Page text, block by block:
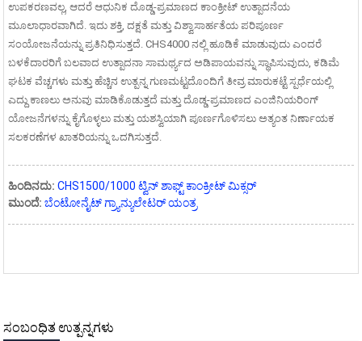
ಉಪಕರಣವಲ್ಲ, ಆದರೆ ಆಧುನಿಕ ದೊಡ್ಡ-ಪ್ರಮಾಣದ ಕಾಂಕ್ರೀಟ್ ಉತ್ಪಾದನೆಯ
ಮೂಲಾಧಾರವಾಗಿದೆ. ಇದು ಶಕ್ತಿ, ದಕ್ಷತೆ ಮತ್ತು ವಿಶ್ವಾಸಾರ್ಹತೆಯ ಪರಿಪೂರ್ಣ
ಸಂಯೋಜನೆಯನ್ನು ಪ್ರತಿನಿಧಿಸುತ್ತದೆ. CHS4000 ನಲ್ಲಿ ಹೂಡಿಕೆ ಮಾಡುವುದು ಎಂದರೆ
ಬಳಕೆದಾರರಿಗೆ ಬಲವಾದ ಉತ್ಪಾದನಾ ಸಾಮರ್ಥ್ಯದ ಅಡಿಪಾಯವನ್ನು ಸ್ಥಾಪಿಸುವುದು, ಕಡಿಮೆ
ಘಟಕ ವೆಚ್ಚಗಳು ಮತ್ತು ಹೆಚ್ಚಿನ ಉತ್ಪನ್ನ ಗುಣಮಟ್ಟದೊಂದಿಗೆ ತೀವ್ರ ಮಾರುಕಟ್ಟೆ ಸ್ಪರ್ಧೆಯಲ್ಲಿ
ಎದ್ದು ಕಾಣಲು ಅನುವು ಮಾಡಿಕೊಡುತ್ತದೆ ಮತ್ತು ದೊಡ್ಡ-ಪ್ರಮಾಣದ ಎಂಜಿನಿಯರಿಂಗ್
ಯೋಜನೆಗಳನ್ನು ಕೈಗೊಳ್ಳಲು ಮತ್ತು ಯಶಸ್ವಿಯಾಗಿ ಪೂರ್ಣಗೊಳಿಸಲು ಅತ್ಯಂತ ನಿರ್ಣಾಯಕ
ಸಲಕರಣೆಗಳ ಖಾತರಿಯನ್ನು ಒದಗಿಸುತ್ತದೆ.
ಹಿಂದಿನದು: CHS1500/1000 ಟ್ವಿನ್ ಶಾಫ್ಟ್ ಕಾಂಕ್ರೀಟ್ ಮಿಕ್ಸರ್
ಮುಂದೆ: ಬೆಂಟೋನೈಟ್ ಗ್ರ್ಯಾನ್ಯುಲೇಟರ್ ಯಂತ್ರ
ಸಂಬಂಧಿತ ಉತ್ಪನ್ನಗಳು